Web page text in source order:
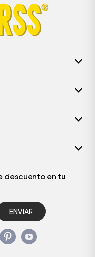
descuento en tu
ENVIAR